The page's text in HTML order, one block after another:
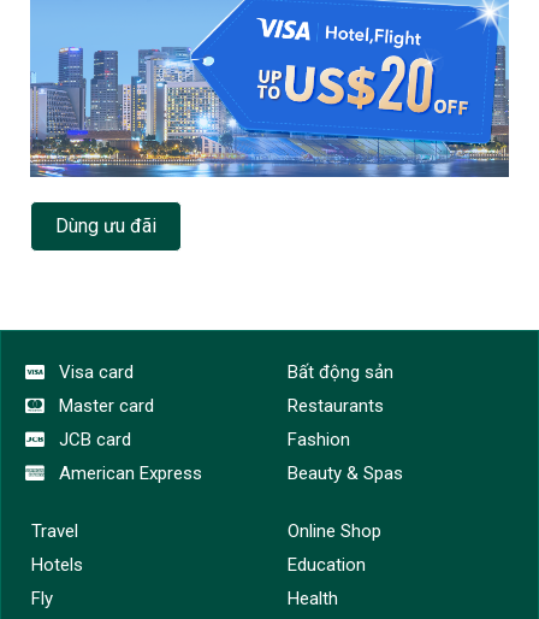
Dùng ưu đãi
Visa card
Master card
JCB card
American Express
Bất động sản
Restaurants
Fashion
Beauty & Spas
Travel
Hotels
Fly
Online Shop
Education
Health